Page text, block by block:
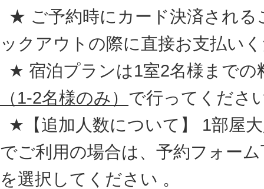
★ ご予約時にカード決済され
ックアウトの際に直接お支払い
★ 宿泊プランは1室2名様までの
（1-2名様のみ） で行ってくださ
★【追加人数について】 1部屋
でご利用の場合は、予約フォー
を選択してください 。